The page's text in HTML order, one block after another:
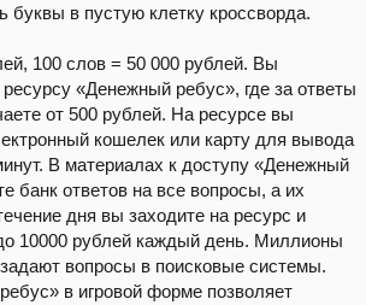
в пустую клетку кроссворда.
100 слов = 50 000 рублей. Вы
«Денежный ребус», где за ответы
от 500 рублей. На ресурсе вы
кошелек или карту для вывода
В материалах к доступу «Денежный
банк ответов на все вопросы, а их
дня вы заходите на ресурс и
10000 рублей каждый день. Миллионы
вопросы в поисковые системы.
в игровой форме позволяет